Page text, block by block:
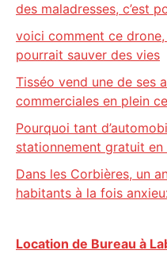
des maladresses, c’est
voici comment ce
pourrait sauver des vies
Tisséo vend une de ses
commerciales en plein
Pourquoi tant
stationnement gratuit en
Dans les Corbières, un
habitants à la fois
Location de Bureau à